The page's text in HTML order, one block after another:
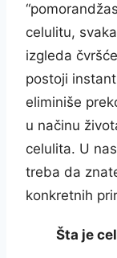
celulitu,
izgleda
postoji
eliminiše
u načinu
celulita. U
treba da
konkretnih
Šta je